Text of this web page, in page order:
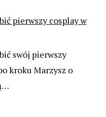
pierwszy cosplay w
swój pierwszy
kroku Marzysz o